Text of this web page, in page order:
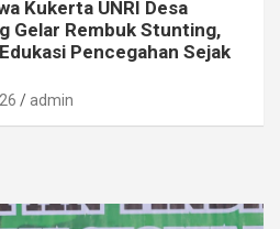
Kukerta UNRI Desa
Gelar Rembuk Stunting,
Pencegahan Sejak
admin